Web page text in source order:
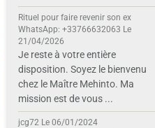
Rituel pour faire revenir son ex
WhatsApp: +33766632063 Le
21/04/2026
Je reste à votre entière
disposition. Soyez le bienvenu
chez le Maître Mehinto. Ma
mission est de vous ...
jcg72 Le 06/01/2024